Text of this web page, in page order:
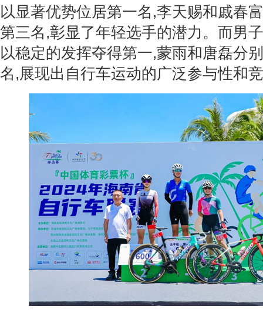
以显著优势位居第一名,李天赐和戚春
第三名,彰显了年轻选手的潜力。而男
以稳定的发挥夺得第一,蒙雨和唐磊分
名,展现出自行车运动的广泛参与性和